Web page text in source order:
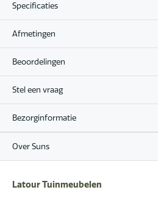
Specificaties
Afmetingen
Beoordelingen
Stel een vraag
Bezorginformatie
Over Suns
Latour Tuinmeubelen